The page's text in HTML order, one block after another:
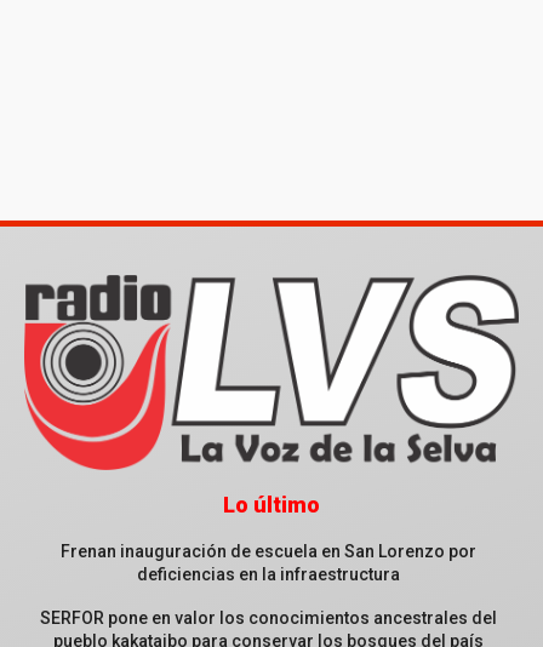
Lo último
Frenan inauguración de escuela en San Lorenzo por
deficiencias en la infraestructura
SERFOR pone en valor los conocimientos ancestrales del
pueblo kakataibo para conservar los bosques del país